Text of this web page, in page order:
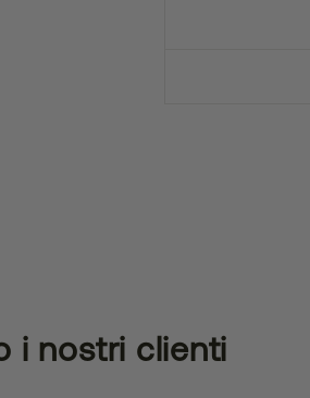
i nostri clienti